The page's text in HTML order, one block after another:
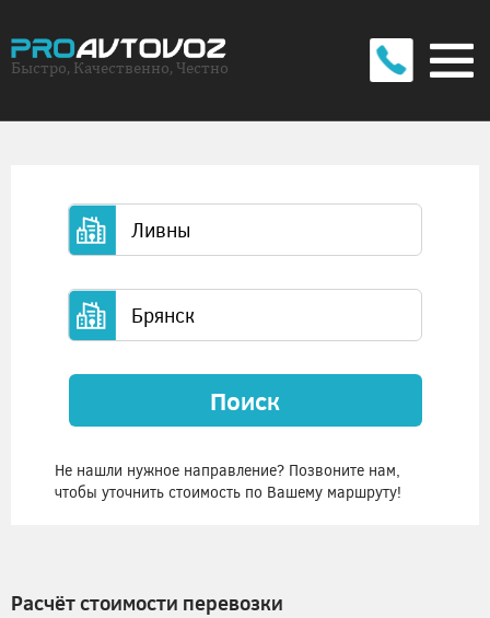
Быстро, Качественно, Честно
Поиск
Не нашли нужное направление? Позвоните нам,
чтобы уточнить стоимость по Вашему маршруту!
Расчёт стоимости перевозки